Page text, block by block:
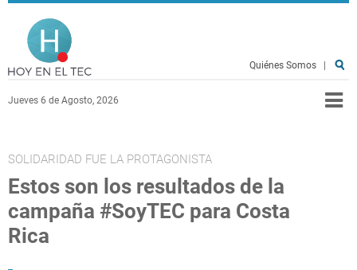
Pasar al contenido principal
Jueves 6 de Agosto, 2026
Quiénes Somos
SOLIDARIDAD FUE LA PROTAGONISTA
Estos son los resultados de la
campaña #SoyTEC para Costa
Rica